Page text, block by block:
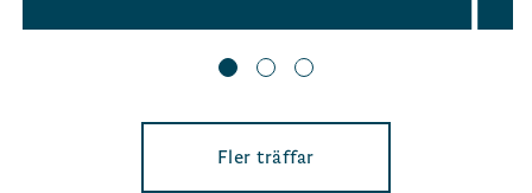
Fler träffar